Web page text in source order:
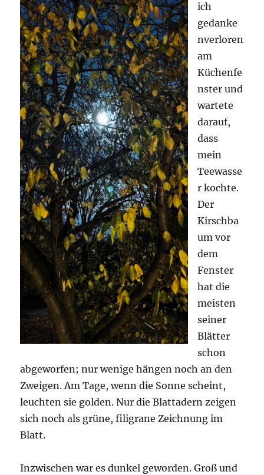
ich
gedanke
nverloren
am
Küchenfe
nster und
wartete
darauf,
dass
mein
Teewasse
r kochte.
Der
Kirschba
um vor
dem
Fenster
hat die
meisten
seiner
Blätter
schon
abgeworfen; nur wenige hängen noch an den
Zweigen. Am Tage, wenn die Sonne scheint,
leuchten sie golden. Nur die Blattadern zeigen
sich noch als grüne, filigrane Zeichnung im
Blatt.
Inzwischen war es dunkel geworden. Groß und